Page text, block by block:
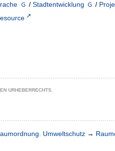
/ Stadtentwicklung /
URHEBERRECHTS.
Umweltschutz →